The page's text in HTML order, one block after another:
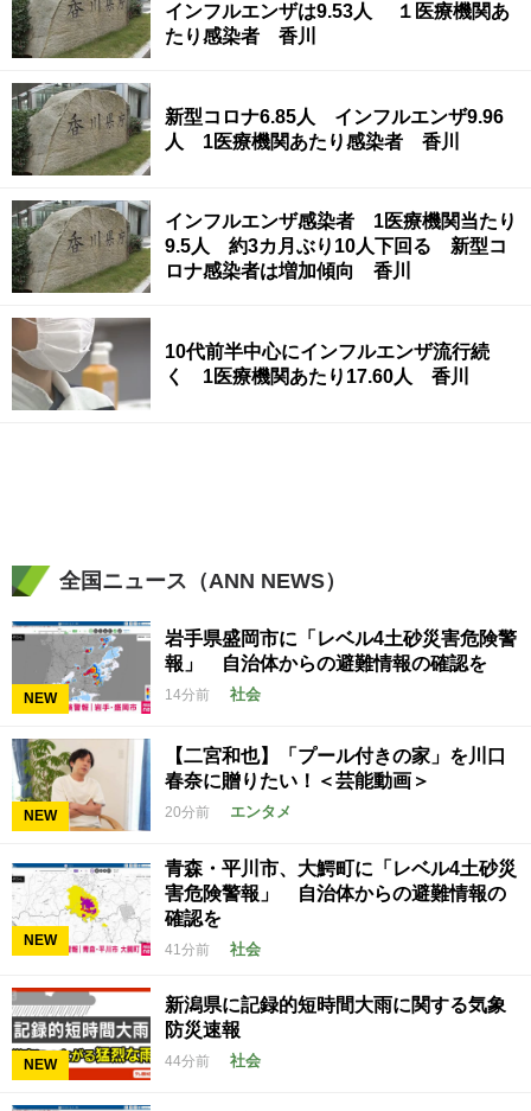
インフルエンザは9.53人 １医療機関あ
たり感染者 香川
新型コロナ6.85人 インフルエンザ9.96
人 1医療機関あたり感染者 香川
インフルエンザ感染者 1医療機関当たり
9.5人 約3カ月ぶり10人下回る 新型コ
ロナ感染者は増加傾向 香川
10代前半中心にインフルエンザ流行続
く 1医療機関あたり17.60人 香川
全国ニュース（ANN NEWS）
NEW
岩手県盛岡市に「レベル4土砂災害危険警
報」 自治体からの避難情報の確認を
14分前 社会
NEW
【二宮和也】「プール付きの家」を川口
春奈に贈りたい！＜芸能動画＞
20分前 エンタメ
NEW
青森・平川市、大鰐町に「レベル4土砂災
害危険警報」 自治体からの避難情報の
確認を
41分前 社会
NEW
新潟県に記録的短時間大雨に関する気象
防災速報
44分前 社会